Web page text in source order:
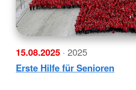
15.08.2025 · 2025
Erste Hilfe für Senioren